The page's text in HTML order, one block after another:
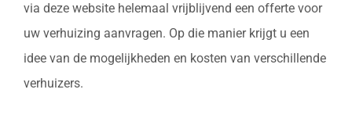
via deze website helemaal vrijblijvend een offerte voor
uw verhuizing aanvragen. Op die manier krijgt u een
idee van de mogelijkheden en kosten van verschillende
verhuizers.